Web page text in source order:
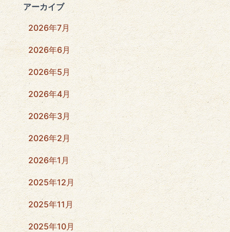
アーカイブ
2026年7月
2026年6月
2026年5月
2026年4月
2026年3月
2026年2月
2026年1月
2025年12月
2025年11月
2025年10月